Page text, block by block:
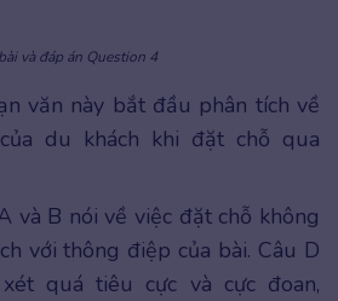
và đáp án Question 4
văn này bắt đầu phân tích về
du khách khi đặt chỗ qua
và B nói về việc đặt chỗ không
với thông điệp của bài. Câu D
quá tiêu cực và cực đoan,